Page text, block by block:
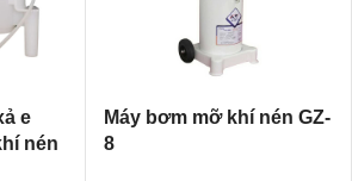
e
nén
Máy bơm mỡ khí nén GZ-
8